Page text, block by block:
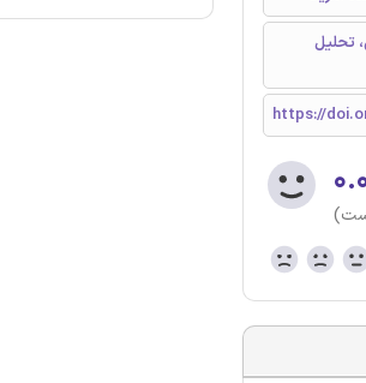
تحلیل
https://